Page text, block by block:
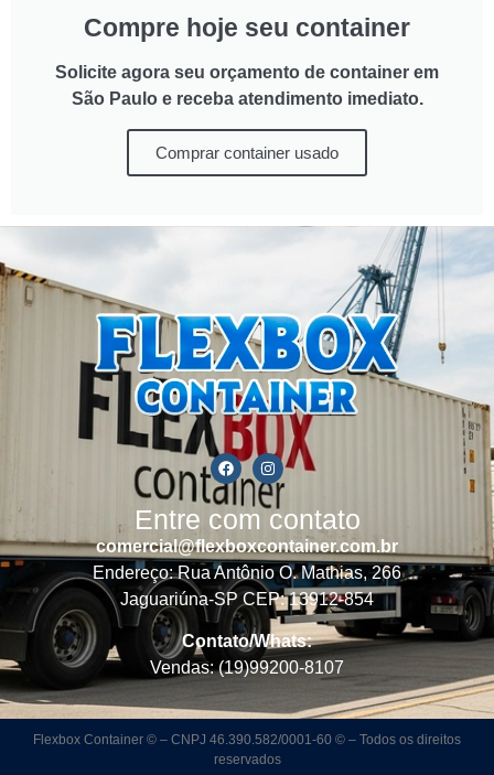
Compre hoje seu container
Solicite agora seu orçamento de container em
São Paulo e receba atendimento imediato.
Comprar container usado
Entre com contato
comercial@flexboxcontainer.com.br
Endereço: Rua Antônio O. Mathias, 266
Jaguariúna-SP CEP: 13912-854
Contato/Whats:
Vendas: (19)99200-8107
Flexbox Container © – CNPJ 46.390.582/0001-60 © – Todos os direitos
reservados